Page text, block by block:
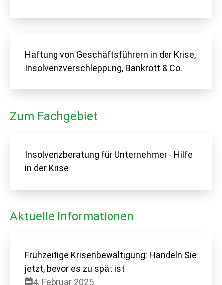
Haftung von Geschäftsführern in der Krise,
Insolvenzverschleppung, Bankrott & Co.
Zum Fachgebiet
Insolvenzberatung für Unternehmer - Hilfe
in der Krise
Aktuelle Informationen
Frühzeitige Krisenbewältigung: Handeln Sie
jetzt, bevor es zu spät ist
4. Februar 2025